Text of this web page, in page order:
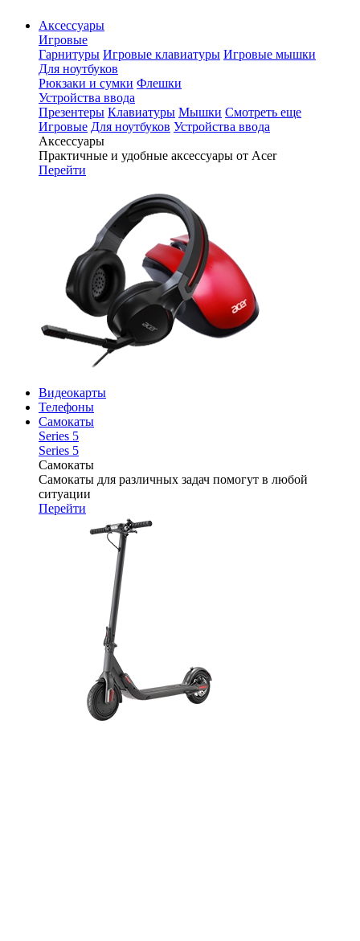
Аксессуары
Игровые
Гарнитуры Игровые клавиатуры Игровые мышки
Для ноутбуков
Рюкзаки и сумки Флешки
Устройства ввода
Презентеры Клавиатуры Мышки Смотреть еще
Игровые Для ноутбуков Устройства ввода
Аксессуары
Практичные и удобные аксессуары от Acer
Перейти
Видеокарты
Телефоны
Самокаты
Series 5
Series 5
Самокаты
Самокаты для различных задач помогут в любой
ситуации
Перейти